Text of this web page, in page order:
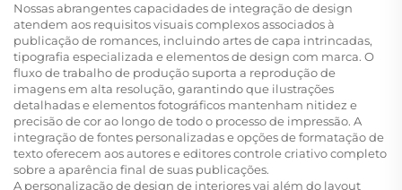
Nossas abrangentes capacidades de integração de design
atendem aos requisitos visuais complexos associados à
publicação de romances, incluindo artes de capa intrincadas,
tipografia especializada e elementos de design com marca. O
fluxo de trabalho de produção suporta a reprodução de
imagens em alta resolução, garantindo que ilustrações
detalhadas e elementos fotográficos mantenham nitidez e
precisão de cor ao longo de todo o processo de impressão. A
integração de fontes personalizadas e opções de formatação de
texto oferecem aos autores e editores controle criativo completo
sobre a aparência final de suas publicações.
A personalização de design de interiores vai além do layout